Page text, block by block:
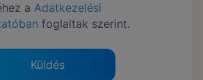
a Adatkezelési
foglaltak szerint.
Küldés